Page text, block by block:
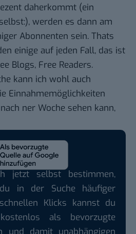
daherkommt (ein
werden es dann am
Abonnenten sein. Thats
einige auf jeden Fall, das ist
Blogs, Free Readers.
kann ich wohl auch
Einnahmemöglichkeiten
ner Woche sehen kann,
jetzt selbst bestimmen,
in der Suche häufiger
Klicks kannst du
als bevorzugte
und damit unabhängigen